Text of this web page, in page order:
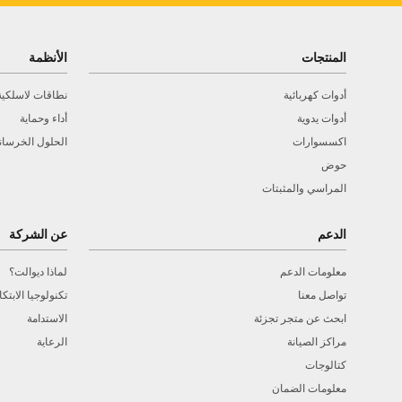
المنتجات
أدوات كهربائية
أدوات يدوية
اكسسوارات
حوض
المراسي والمثبتات
الأنظمة
نطاقات
أداء وحماية
الحلول
الدعم
معلومات الدعم
تواصل معنا
ابحث عن متجر تجزئة
مراكز الصيانة
كتالوجات
معلومات الضمان
عن الشركة
لماذا ديوالت؟
تكنولوجيا
الاستدامة
الرعاية